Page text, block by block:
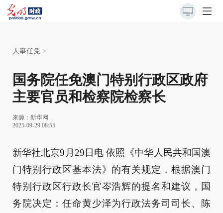
人事任免 >
国务院任免澳门特别行政区政府
主要官员和检察院检察长
来源： 新华网
2025-09-29 08:55
新华社北京9月29日电 依照《中华人民共和国澳
门特别行政区基本法》的有关规定，根据澳门
特别行政区行政长官岑浩辉的提名和建议，国
务院决定：任命黄少泽为行政法务司司长、陈